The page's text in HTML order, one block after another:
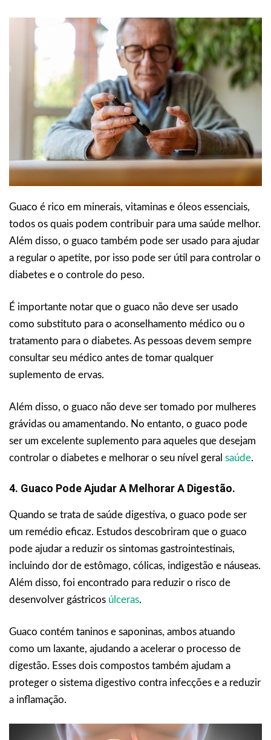
Guaco é rico em minerais, vitaminas e óleos essenciais,
todos os quais podem contribuir para uma saúde melhor.
Além disso, o guaco também pode ser usado para ajudar
a regular o apetite, por isso pode ser útil para controlar o
diabetes e o controle do peso.
É importante notar que o guaco não deve ser usado
como substituto para o aconselhamento médico ou o
tratamento para o diabetes. As pessoas devem sempre
consultar seu médico antes de tomar qualquer
suplemento de ervas.
Além disso, o guaco não deve ser tomado por mulheres
grávidas ou amamentando. No entanto, o guaco pode
ser um excelente suplemento para aqueles que desejam
controlar o diabetes e melhorar o seu nível geral saúde.
4. Guaco Pode Ajudar A Melhorar A Digestão.
Quando se trata de saúde digestiva, o guaco pode ser
um remédio eficaz. Estudos descobriram que o guaco
pode ajudar a reduzir os sintomas gastrointestinais,
incluindo dor de estômago, cólicas, indigestão e náuseas.
Além disso, foi encontrado para reduzir o risco de
desenvolver gástricos úlceras.
Guaco contém taninos e saponinas, ambos atuando
como um laxante, ajudando a acelerar o processo de
digestão. Esses dois compostos também ajudam a
proteger o sistema digestivo contra infecções e a reduzir
a inflamação.